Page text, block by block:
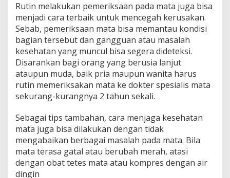
Rutin melakukan pemeriksaan pada mata juga bisa
menjadi cara terbaik untuk mencegah kerusakan.
Sebab, pemeriksaan mata bisa memantau kondisi
bagian tersebut dan gangguan atau masalah
kesehatan yang muncul bisa segera dideteksi.
Disarankan bagi orang yang berusia lanjut
ataupun muda, baik pria maupun wanita harus
rutin memeriksakan mata ke dokter spesialis mata
sekurang-kurangnya 2 tahun sekali.
Sebagai tips tambahan, cara menjaga kesehatan
mata juga bisa dilakukan dengan tidak
mengabaikan berbagai masalah pada mata. Bila
mata terasa gatal atau berubah merah, atasi
dengan obat tetes mata atau kompres dengan air
dingin